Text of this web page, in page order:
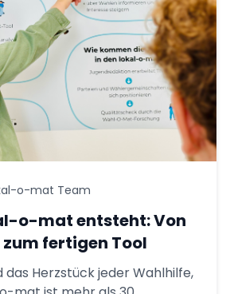
o-mat Team
o-mat entsteht: Von
zum fertigen Tool
das Herzstück jeder Wahlhilfe,